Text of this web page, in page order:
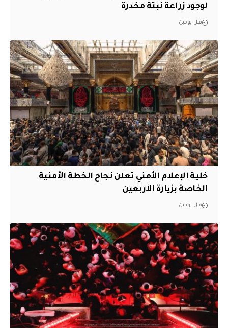
لوجود زراعة نبتة مخدرة
قبل يومين
خلية الإعلام الأمني تعلن نجاح الخطة الأمنية
الخاصة بزيارة الأربعين
قبل يومين